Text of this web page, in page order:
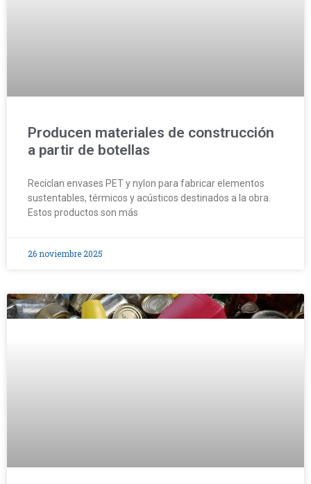
Producen materiales de construcción
a partir de botellas
Reciclan envases PET y nylon para fabricar elementos
sustentables, térmicos y acústicos destinados a la obra.
Estos productos son más
26 noviembre 2025